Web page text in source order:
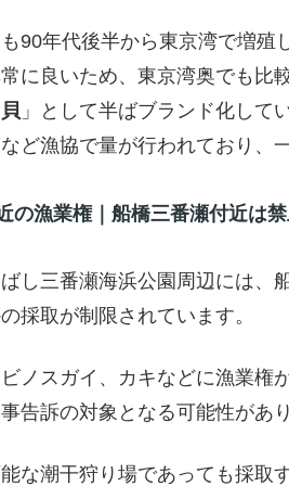
90年代後半から東京湾で増
に良いため、東京湾奥でも比
」として半ばブランド化して
ど漁協で量が行われており、
の漁業権｜船橋三番瀬付近は
し三番瀬海浜公園周辺には、
採取が制限されています。
ノスガイ、カキなどに漁業権
告訴の対象となる可能性があ
な潮干狩り場であっても採取